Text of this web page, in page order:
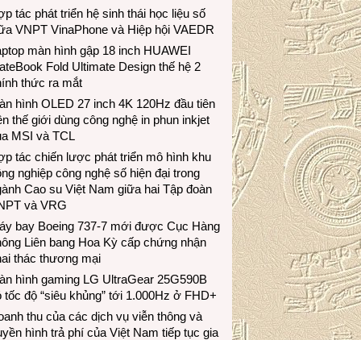
tác phát triển hệ sinh thái học liệu số
VNPT VinaPhone và Hiệp hội VAEDR
màn hình gập 18 inch HUAWEI
Fold Ultimate Design thế hệ 2
thức ra mắt
hình OLED 27 inch 4K 120Hz đầu tiên
thế giới dùng công nghệ in phun inkjet
MSI và TCL
tác chiến lược phát triển mô hình khu
nghiệp công nghệ số hiện đại trong
Cao su Việt Nam giữa hai Tập đoàn
và VRG
bay Boeing 737-7 mới được Cục Hàng
Liên bang Hoa Kỳ cấp chứng nhận
thác thương mại
hình gaming LG UltraGear 25G590B
tốc độ “siêu khủng” tới 1.000Hz ở FHD+
thu của các dịch vụ viễn thông và
hình trả phí của Việt Nam tiếp tục gia